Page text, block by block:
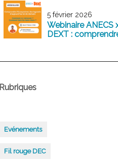
5 février 2026
Webinaire ANECS
DEXT :
comptables
Rubriques
Evénements
Fil rouge DEC